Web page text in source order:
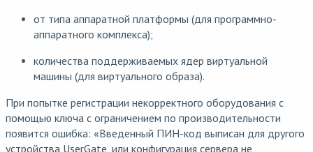
от типа аппаратной платформы (для программно-
аппаратного комплекса);
количества поддерживаемых ядер виртуальной
машины (для виртуального образа).
При попытке регистрации некорректного оборудования с
помощью ключа с ограничением по производительности
появится ошибка: «Введенный ПИН-код выписан для другого
устройства UserGate, или конфигурация сервера не